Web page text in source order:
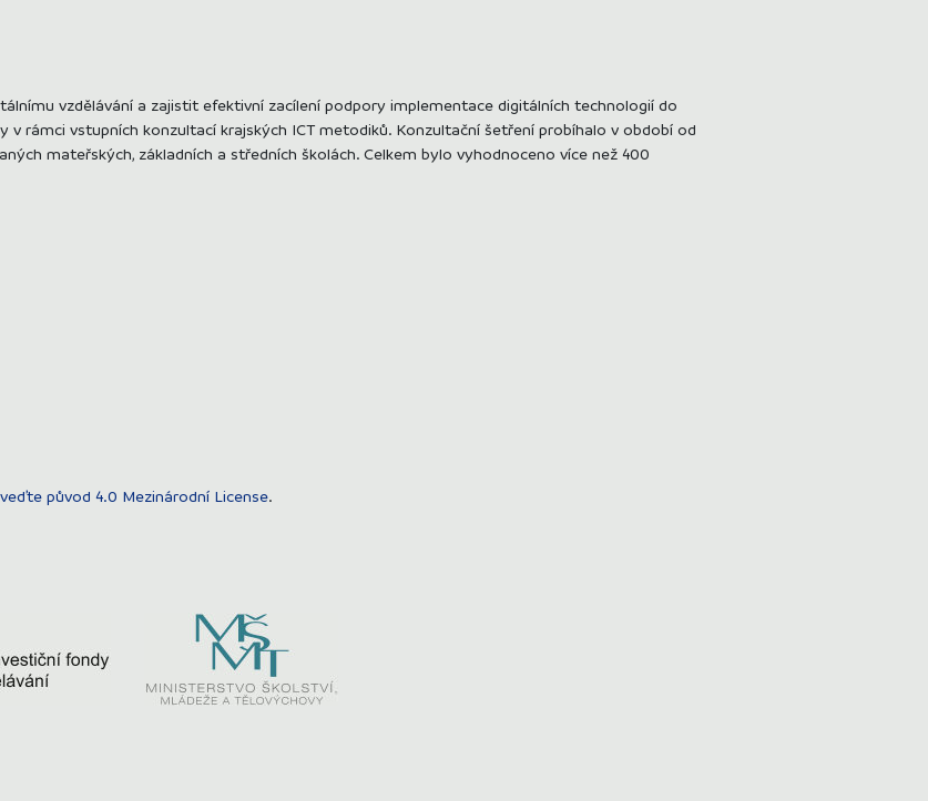
vzdělávání a zajistit efektivní zacílení podpory implementace digitálních technologií do
v rámci vstupních konzultací krajských ICT metodiků. Konzultační šetření probíhalo v období od
mateřských, základních a středních školách. Celkem bylo vyhodnoceno více než 400
původ 4.0 Mezinárodní License.